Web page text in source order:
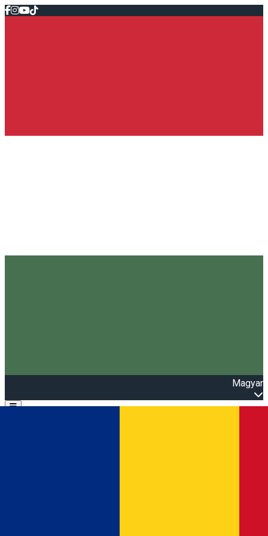
Magyar
Open main menu